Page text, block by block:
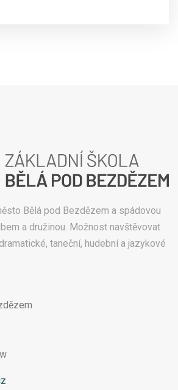
Bělá pod Bezdězem a spádovou
a družinou. Možnost navštěvovat
taneční, hudební a jazykové